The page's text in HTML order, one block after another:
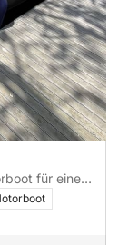
für einen